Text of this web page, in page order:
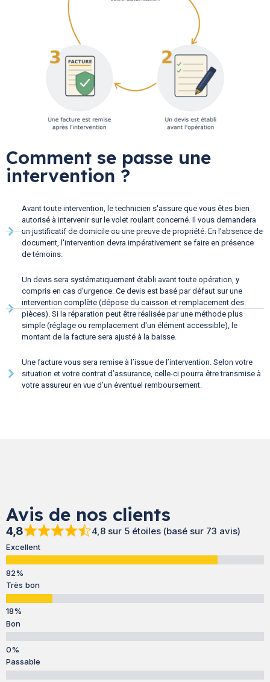
Comment se passe une
intervention ?
Avant toute intervention, le technicien s'assure que vous êtes bien
autorisé à intervenir sur le volet roulant concerné. Il vous demandera
un justificatif de domicile ou une preuve de propriété. En l'absence de
document, l'intervention devra impérativement se faire en présence
de témoins.
Un devis sera systématiquement établi avant toute opération, y
compris en cas d'urgence. Ce devis est basé par défaut sur une
intervention complète (dépose du caisson et remplacement des
pièces). Si la réparation peut être réalisée par une méthode plus
simple (réglage ou remplacement d'un élément accessible), le
montant de la facture sera ajusté à la baisse.
Une facture vous sera remise à l’issue de l’intervention. Selon votre
situation et votre contrat d’assurance, celle-ci pourra être transmise à
votre assureur en vue d’un éventuel remboursement.
Avis de nos clients
4,8 4,8 sur 5 étoiles (basé sur 73 avis)
Excellent
Très bon
Bon
Passable